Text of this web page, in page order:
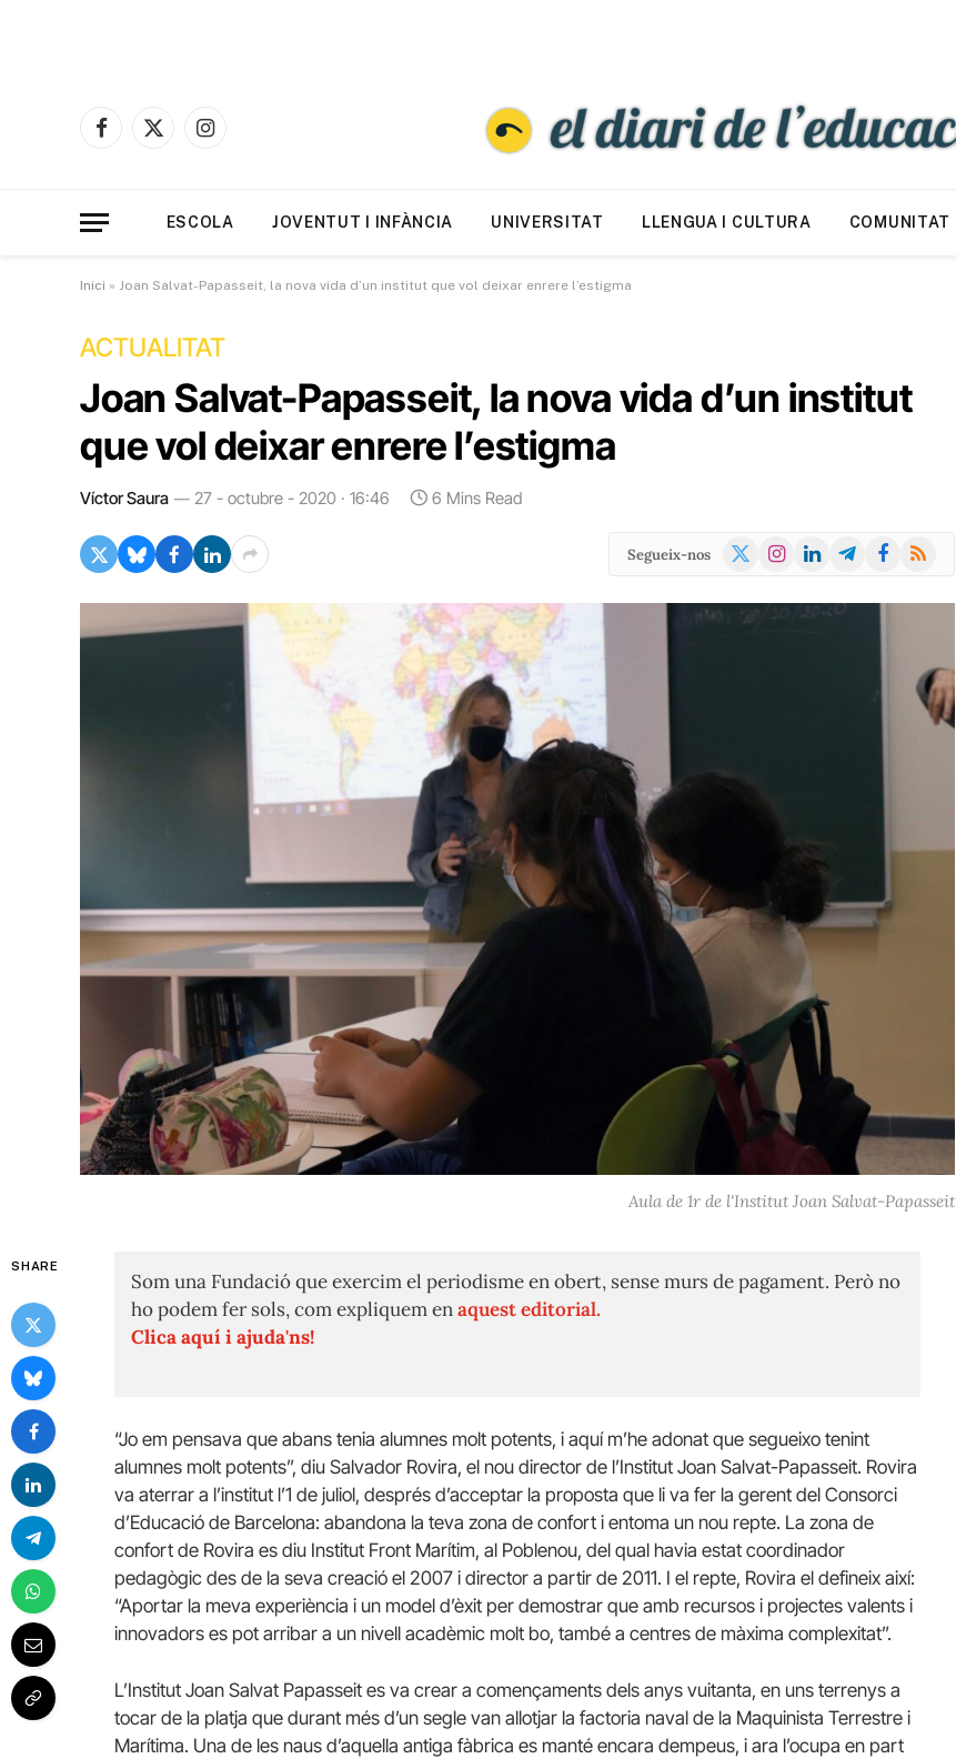
Facebook
X
Instagram
ESCOLA JOVENTUT I INFÀNCIA UNIVERSITAT LLENGUA I CULTURA COMUNITAT
Inici » Joan Salvat-Papasseit, la nova vida d’un institut que vol deixar enrere l’estigma
ACTUALITAT
Joan Salvat-Papasseit, la nova vida d’un institut
que vol deixar enrere l’estigma
Víctor Saura 27 - octubre - 2020 · 16:46 6 Mins Read
Segueix-nos
X
Instagram
LinkedInTelegramFacebook
RSS
Aula de 1r de l'Institut Joan Salvat-Papasseit
SHARE
Som una Fundació que exercim el periodisme en obert, sense murs de pagament. Però no
ho podem fer sols, com expliquem enaquest editorial.
Clica aquí i ajuda'ns!
“Jo em pensava que abans tenia alumnes molt potents, i aquí m’he adonat que segueixo tenint
alumnes molt potents”, diu Salvador Rovira, el nou director de l’Institut Joan Salvat-Papasseit. Rovira
va aterrar a l’institut l’1 de juliol, després d’acceptar la proposta que li va fer la gerent del Consorci
d’Educació de Barcelona: abandona la teva zona de confort i entoma un nou repte. La zona de
confort de Rovira es diu Institut Front Marítim, al Poblenou, del qual havia estat coordinador
pedagògic des de la seva creació el 2007 i director a partir de 2011. I el repte, Rovira el defineix així:
“Aportar la meva experiència i un model d’èxit per demostrar que amb recursos i projectes valents i
innovadors es pot arribar a un nivell acadèmic molt bo, també a centres de màxima complexitat”.
L’Institut Joan Salvat Papasseit es va crear a començaments dels anys vuitanta, en uns terrenys a
tocar de la platja que durant més d’un segle van allotjar la factoria naval de la Maquinista Terrestre i
Marítima. Una de les naus d’aquella antiga fàbrica es manté encara dempeus, i ara l’ocupa en part